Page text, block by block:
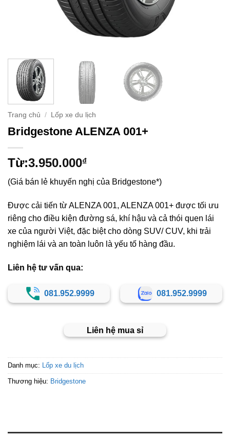
Trang chủ / Lốp xe du lịch
Bridgestone ALENZA 001+
Từ:3.950.000₫
(Giá bán lẻ khuyến nghị của Bridgestone*)
Được cải tiến từ ALENZA 001, ALENZA 001+ được tối ưu
riêng cho điều kiện đường sá, khí hậu và cả thói quen lái
xe của người Việt, đặc biệt cho dòng SUV/ CUV, khi trải
nghiệm lái và an toàn luôn là yếu tố hàng đầu.
Liên hệ tư vấn qua:
081.952.9999 081.952.9999
Liên hệ mua sỉ
Danh mục: Lốp xe du lịch
Thương hiệu: Bridgestone